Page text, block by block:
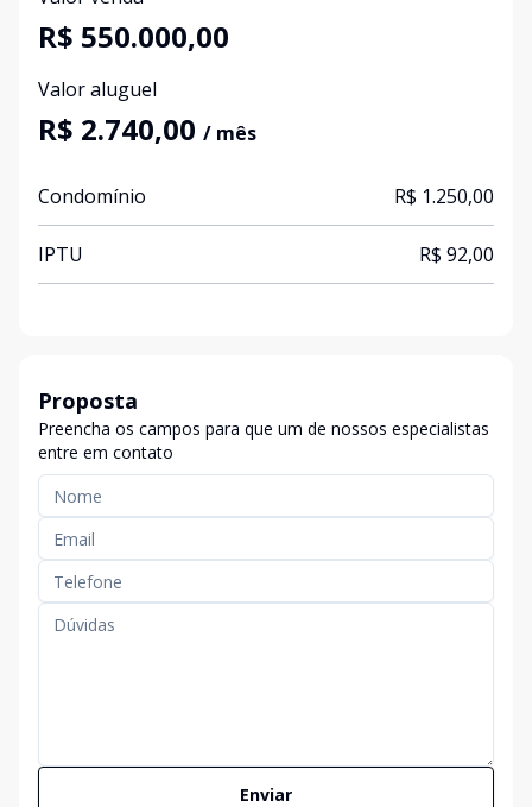
R$ 550.000,00
Valor aluguel
R$ 2.740,00 / mês
Condomínio R$ 1.250,00
IPTU R$ 92,00
Proposta
Preencha os campos para que um de nossos especialistas
entre em contato
Enviar